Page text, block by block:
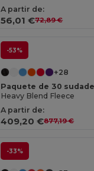
A partir de:
56,01 €72,89 €
-53%
+28
Heavy Blend Fleece
A partir de:
409,20 €877,19 €
-33%